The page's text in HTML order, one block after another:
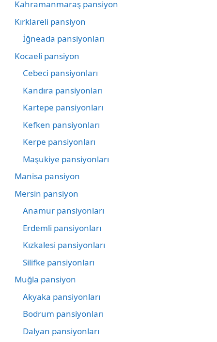
Kahramanmaraş pansiyon
Kırklareli pansiyon
İğneada pansiyonları
Kocaeli pansiyon
Cebeci pansiyonları
Kandıra pansiyonları
Kartepe pansiyonları
Kefken pansiyonları
Kerpe pansiyonları
Maşukiye pansiyonları
Manisa pansiyon
Mersin pansiyon
Anamur pansiyonları
Erdemli pansiyonları
Kızkalesi pansiyonları
Silifke pansiyonları
Muğla pansiyon
Akyaka pansiyonları
Bodrum pansiyonları
Dalyan pansiyonları